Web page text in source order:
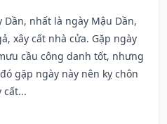
Dần, nhất là ngày Mậu Dần,
xây cất nhà cửa. Gặp ngày
cầu công danh tốt, nhưng
gặp ngày này nên kỵ chôn
cất...